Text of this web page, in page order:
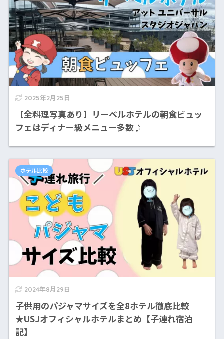
2025年2月25日
【全料理写真あり】リーベルホテルの朝食ビュッ
フェはディナー級メニュー多数♪
2024年8月29日
子供用のパジャマサイズを全8ホテル徹底比較
★USJオフィシャルホテルまとめ【子連れ宿泊
記】
ホテル比較